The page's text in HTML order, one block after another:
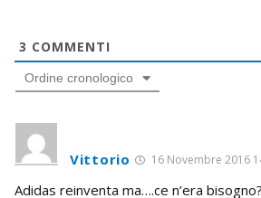
3 COMMENTI
Ordine cronologico
Vittorio 16 Novembre 2016
Adidas reinventa ma….ce n’era bisogno?